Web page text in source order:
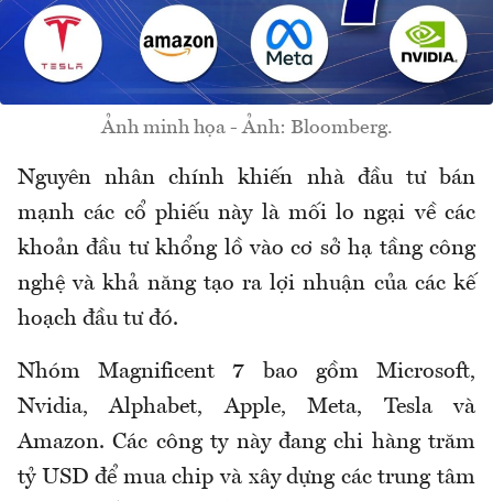
Ảnh minh họa - Ảnh: Bloomberg.
Nguyên nhân chính khiến nhà đầu tư bán
mạnh các cổ phiếu này là mối lo ngại về các
khoản đầu tư khổng lồ vào cơ sở hạ tầng công
nghệ và khả năng tạo ra lợi nhuận của các kế
hoạch đầu tư đó.
Nhóm Magnificent 7 bao gồm Microsoft,
Nvidia, Alphabet, Apple, Meta, Tesla và
Amazon. Các công ty này đang chi hàng trăm
tỷ USD để mua chip và xây dựng các trung tâm